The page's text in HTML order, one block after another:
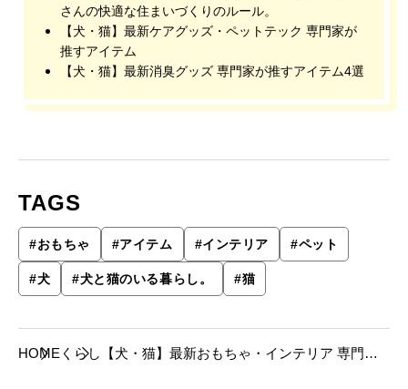
さんの快適な住まいづくりのルール。
【犬・猫】最新ケアグッズ・ペットテック 専門家が
推すアイテム
【犬・猫】最新消臭グッズ 専門家が推すアイテム4選
TAGS
#おもちゃ #アイテム #インテリア #ペット
#犬 #犬と猫のいる暮らし。 #猫
HOME くらし
【犬・猫】最新おもちゃ・インテリア 専門家